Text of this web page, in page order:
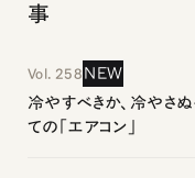
事
Vol. 258 NEW
冷やすべきか、冷やさ
ての「エアコン」